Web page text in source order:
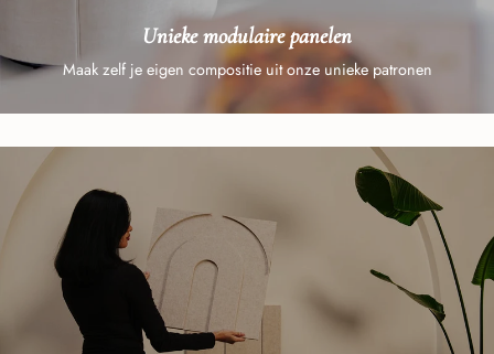
Unieke modulaire panelen
Maak zelf je eigen compositie uit onze unieke patronen